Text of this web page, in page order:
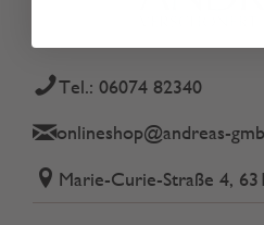
Tel.: 06074 82340
onlineshop@andreas-
Marie-Curie-Straße 4,